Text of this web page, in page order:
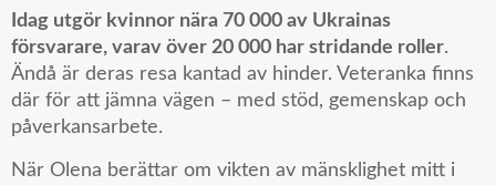
Idag utgör kvinnor nära 70 000 av Ukrainas
försvarare, varav över 20 000 har stridande roller.
Ändå är deras resa kantad av hinder. Veteranka finns
där för att jämna vägen – med stöd, gemenskap och
påverkansarbete.
När Olena berättar om vikten av mänsklighet mitt i